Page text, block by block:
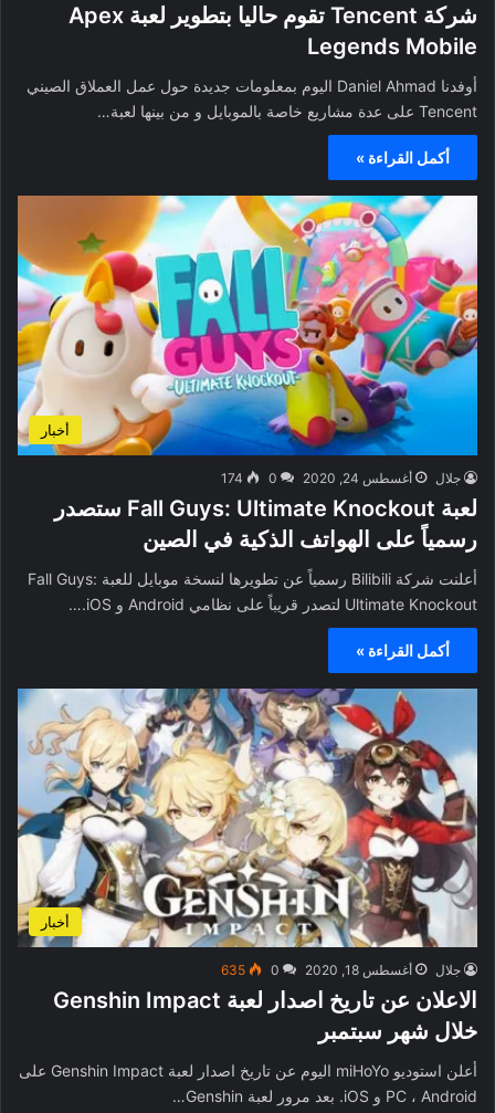
شركة Tencent تقوم حاليا بتطوير لعبة Apex
Legends Mobile
أوفدنا Daniel Ahmad اليوم بمعلومات جديدة حول عمل العملاق الصيني
Tencent على عدة مشاريع خاصة بالموبايل و من بينها لعبة…
أكمل القراءة »
أخبار
جلال أغسطس 24, 2020 0
174
لعبة Fall Guys: Ultimate Knockout ستصدر
رسمياً على الهواتف الذكية في الصين
أعلنت شركة Bilibili رسمياً عن تطويرها لنسخة موبايل للعبة Fall Guys:
Ultimate Knockout لتصدر قريباً على نظامي Android و iOS.…
أكمل القراءة »
أخبار
جلال أغسطس 18, 2020 0
635
الاعلان عن تاريخ اصدار لعبة Genshin Impact
خلال شهر سبتمبر
أعلن استوديو miHoYo اليوم عن تاريخ اصدار لعبة Genshin Impact على
PC ، Android و iOS. بعد مرور لعبة Genshin…